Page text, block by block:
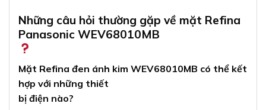
Những câu hỏi thường gặp về mặt Refina
Panasonic WEV68010MB
Mặt Refina đen ánh kim WEV68010MB có thể kết
hợp với những thiết
bị điện nào?